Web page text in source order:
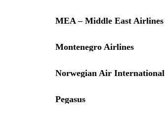
MEA – Middle East Airlines
Montenegro Airlines
Norwegian Air International
Pegasus